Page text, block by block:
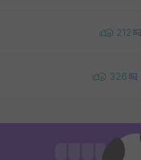
212
326